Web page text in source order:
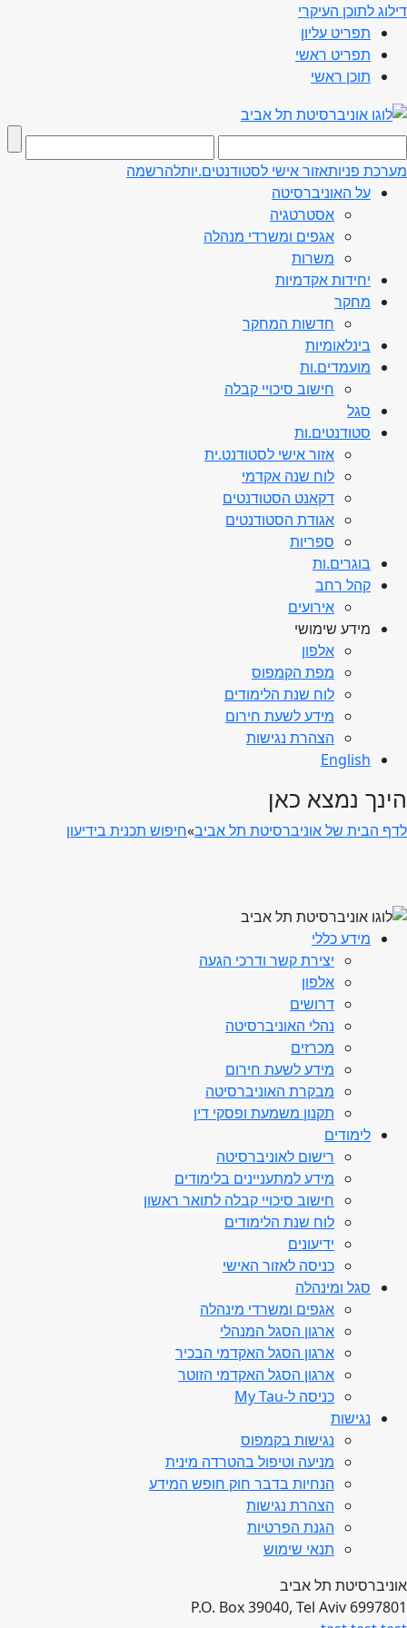
דילוג לתוכן העיקרי
תפריט עליון
תפריט ראשי
תוכן ראשי
מערכת פניותאזור אישי לסטודנטים.יותלהרשמה
על האוניברסיטה
אסטרטגיה
אגפים ומשרדי מנהלה
משרות
יחידות אקדמיות
מחקר
חדשות המחקר
בינלאומיות
מועמדים.ות
חישוב סיכויי קבלה
סגל
סטודנטים.ות
אזור אישי לסטודנט.ית
לוח שנה אקדמי
דקאנט הסטודנטים
אגודת הסטודנטים
ספריות
בוגרים.ות
קהל רחב
אירועים
מידע שימושי
אלפון
מפת הקמפוס
לוח שנת הלימודים
מידע לשעת חירום
הצהרת נגישות
English
הינך נמצא כאן
לדף הבית של אוניברסיטת תל אביב»חיפוש תכנית בידיעון
מידע כללי
יצירת קשר ודרכי הגעה
אלפון
דרושים
נהלי האוניברסיטה
מכרזים
מידע לשעת חירום
מבקרת האוניברסיטה
תקנון משמעת ופסקי דין
לימודים
רישום לאוניברסיטה
מידע למתעניינים בלימודים
חישוב סיכויי קבלה לתואר ראשון
לוח שנת הלימודים
ידיעונים
כניסה לאזור האישי
סגל ומינהלה
אגפים ומשרדי מינהלה
ארגון הסגל המנהלי
ארגון הסגל האקדמי הבכיר
ארגון הסגל האקדמי הזוטר
כניסה ל-My Tau
נגישות
נגישות בקמפוס
מניעה וטיפול בהטרדה מינית
הנחיות בדבר חוק חופש המידע
הצהרת נגישות
הגנת הפרטיות
תנאי שימוש
אוניברסיטת תל אביב
P.O. Box 39040, Tel Aviv 6997801